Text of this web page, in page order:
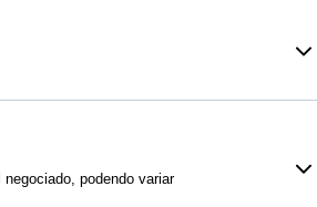
-
Hospital São Camilo SP - Pronto
podendo variar